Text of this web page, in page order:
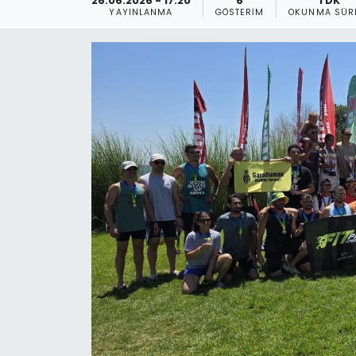
YAYINLANMA GÖSTERIM OKUNMA
KKTC YEREL SEÇİM 2018
Kültür Sanat
Magazin
Nöbetçi Eczaneler
Otomobil Dünyası